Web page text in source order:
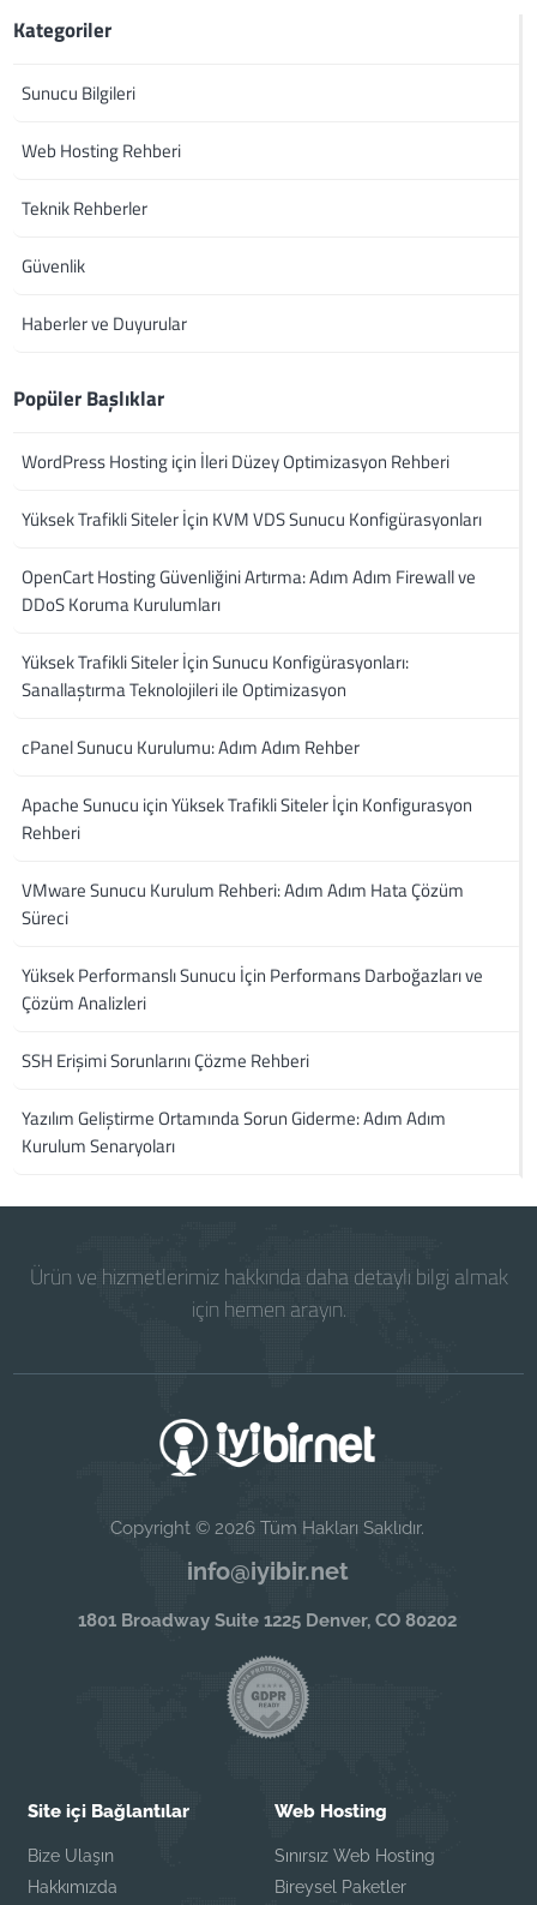
Kategoriler
Sunucu Bilgileri
Web Hosting Rehberi
Teknik Rehberler
Güvenlik
Haberler ve Duyurular
Popüler Başlıklar
WordPress Hosting için İleri Düzey Optimizasyon Rehberi
Yüksek Trafikli Siteler İçin KVM VDS Sunucu Konfigürasyonları
OpenCart Hosting Güvenliğini Artırma: Adım Adım Firewall ve
DDoS Koruma Kurulumları
Yüksek Trafikli Siteler İçin Sunucu Konfigürasyonları:
Sanallaştırma Teknolojileri ile Optimizasyon
cPanel Sunucu Kurulumu: Adım Adım Rehber
Apache Sunucu için Yüksek Trafikli Siteler İçin Konfigurasyon
Rehberi
VMware Sunucu Kurulum Rehberi: Adım Adım Hata Çözüm
Süreci
Yüksek Performanslı Sunucu İçin Performans Darboğazları ve
Çözüm Analizleri
SSH Erişimi Sorunlarını Çözme Rehberi
Yazılım Geliştirme Ortamında Sorun Giderme: Adım Adım
Kurulum Senaryoları
Ürün ve hizmetlerimiz hakkında daha detaylı bilgi almak
için hemen arayın.
Copyright © 2026 Tüm Hakları Saklıdır.
info@iyibir.net
1801 Broadway Suite 1225 Denver, CO 80202
Site içi Bağlantılar
Bize Ulaşın
Hakkımızda
Web Hosting
Sınırsız Web Hosting
Bireysel Paketler